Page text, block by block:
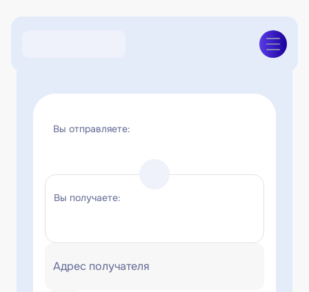
Вы отправляете:
Вы получаете:
Адрес получателя